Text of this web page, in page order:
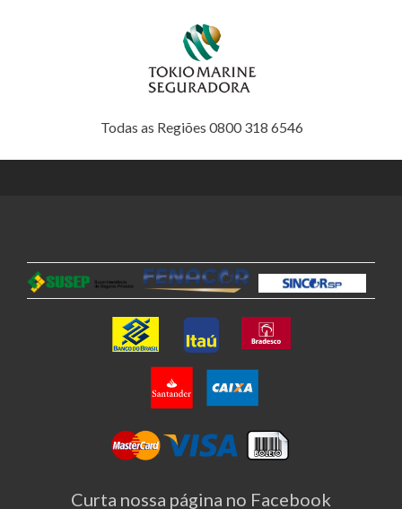
Todas as Regiões 0800 318 6546
Curta nossa página no Facebook